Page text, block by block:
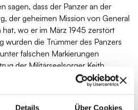
Details Über Cookies
sagen, dass der Panzer an der
der geheimen Mission von General
wo er im März 1945 zerstört
wurden die Trümmer des Panzers
falschen Markierungen
der Militärseelsorger Keith
Geschichte eines anonymen
Panzer wurde im Patton Museum
befindet sich jetzt in Fort Benning,